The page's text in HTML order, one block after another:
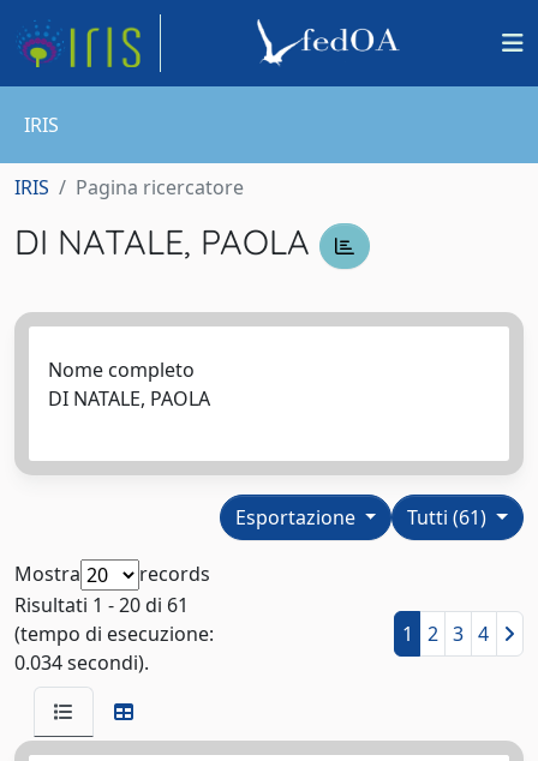
IRIS
IRIS Pagina ricercatore
DI NATALE, PAOLA
Nome completo
DI NATALE, PAOLA
Tutti (61)
Esportazione
Mostra
records
Risultati 1 - 20 di 61
(tempo di esecuzione:
0.034 secondi).
1 2 3 4